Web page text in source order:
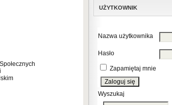
UŻYTKOWNIK
Nazwa użytkownika
Hasło
Zapamiętaj mnie
Wyszukaj